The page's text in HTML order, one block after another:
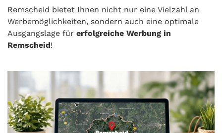
Remscheid bietet Ihnen nicht nur eine Vielzahl an
Werbemöglichkeiten, sondern auch eine optimale
Ausgangslage für erfolgreiche Werbung in
Remscheid!